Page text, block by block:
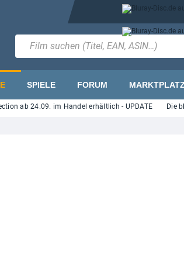
SPIELE FORUM MARKTPLATZ
24.09. im Handel erhältlich - UPDATE Die